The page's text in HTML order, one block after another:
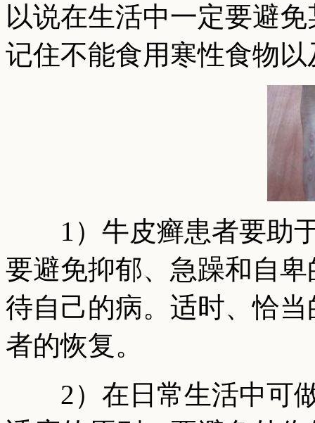
以说在生活中一定要避
记住不能食用寒性食物
1）牛皮癣患者要助于
要避免抑郁、急躁和自
待自己的病。适时、恰
者的恢复。
2）在日常生活中可做